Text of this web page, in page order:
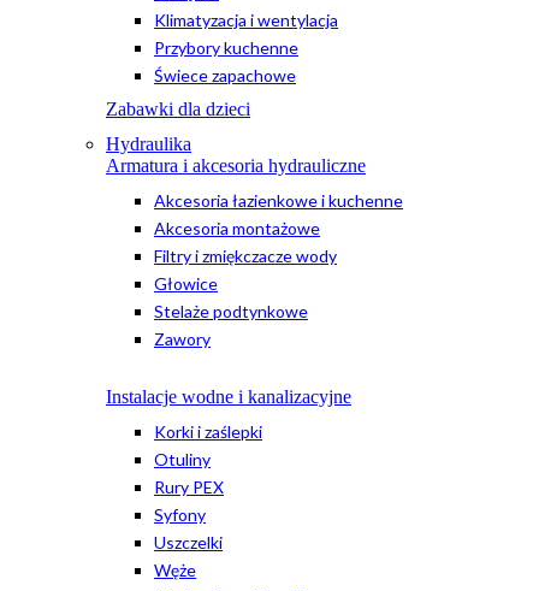
Klimatyzacja i wentylacja
Przybory kuchenne
Świece zapachowe
Zabawki dla dzieci
Hydraulika
Armatura i akcesoria hydrauliczne
Akcesoria łazienkowe i kuchenne
Akcesoria montażowe
Filtry i zmiękczacze wody
Głowice
Stelaże podtynkowe
Zawory
Instalacje wodne i kanalizacyjne
Korki i zaślepki
Otuliny
Rury PEX
Syfony
Uszczelki
Węże